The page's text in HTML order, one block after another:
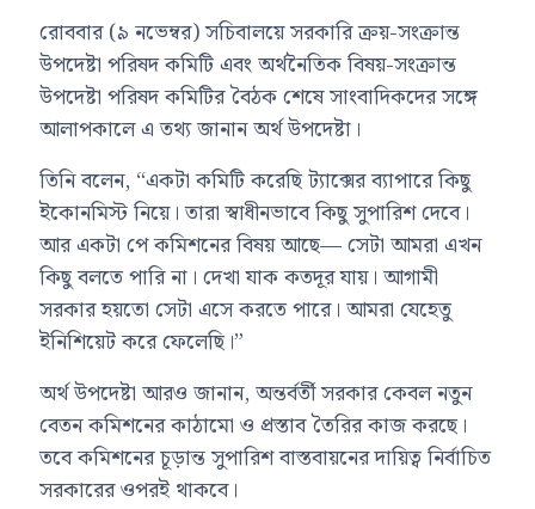
রোববার (৯ নভেম্বর) সচিবালয়ে সরকারি ক্রয়-সংক্রান্ত
উপদেষ্টা পরিষদ কমিটি এবং অর্থনৈতিক বিষয়-সংক্রান্ত
উপদেষ্টা পরিষদ কমিটির বৈঠক শেষে সাংবাদিকদের সঙ্গে
আলাপকালে এ তথ্য জানান অর্থ উপদেষ্টা।
তিনি বলেন, “একটা কমিটি করেছি ট্যাক্সের ব্যাপারে কিছু
ইকোনমিস্ট নিয়ে। তারা স্বাধীনভাবে কিছু সুপারিশ দেবে।
আর একটা পে কমিশনের বিষয় আছে— সেটা আমরা এখন
কিছু বলতে পারি না। দেখা যাক কতদূর যায়। আগামী
সরকার হয়তো সেটা এসে করতে পারে। আমরা যেহেতু
ইনিশিয়েট করে ফেলেছি।”
অর্থ উপদেষ্টা আরও জানান, অন্তর্বর্তী সরকার কেবল নতুন
বেতন কমিশনের কাঠামো ও প্রস্তাব তৈরির কাজ করছে।
তবে কমিশনের চূড়ান্ত সুপারিশ বাস্তবায়নের দায়িত্ব নির্বাচিত
সরকারের ওপরই থাকবে।